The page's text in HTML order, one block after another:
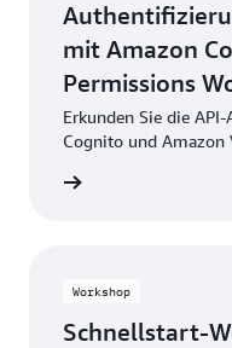
mit Amazon
Permissions
Erkunden Sie die
Cognito und Amazon
Workshop
Schnellstart-